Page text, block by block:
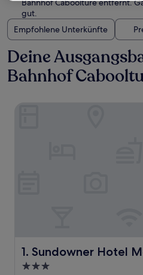
Bahnhof Caboolture entfernt.
gut.
Empfohlene Unterkünfte
Deine
Bahnhof
1. Sundowner Hotel
Sundowner Hotel Motel
3.0-